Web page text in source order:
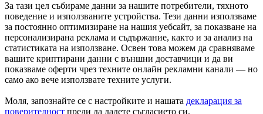
За тази цел събираме данни за нашите потребители, тяхното
поведение и използваните устройства. Тези данни използваме
за постоянно оптимизиране на нашия уебсайт, за показване на
персонализирана реклама и съдържание, както и за анализ на
статистиката на използване. Освен това можем да сравняваме
вашите криптирани данни с външни доставчици и да ви
показваме оферти чрез техните онлайн рекламни канали — но
само ако вече използвате техните услуги.
Моля, запознайте се с настройките и нашата декларация за
поверителност преди да дадете съгласието си.